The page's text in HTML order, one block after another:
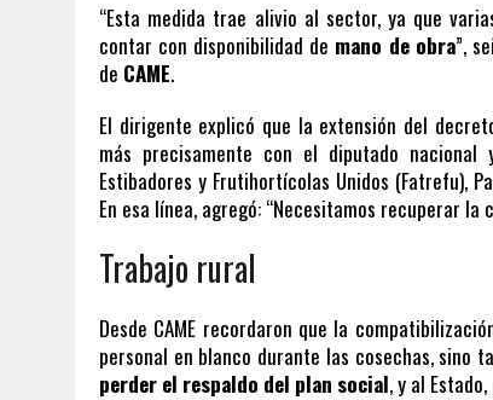
“Esta medida trae alivio al sector, ya que
contar con disponibilidad de mano de obra”,
de CAME.
El dirigente explicó que la extensión del
más precisamente con el diputado
Estibadores y Frutihortícolas Unidos (Fatrefu),
En esa línea, agregó: “Necesitamos recuperar
Trabajo rural
Desde CAME recordaron que la
personal en blanco durante las cosechas, sino
perder el respaldo del plan social, y al